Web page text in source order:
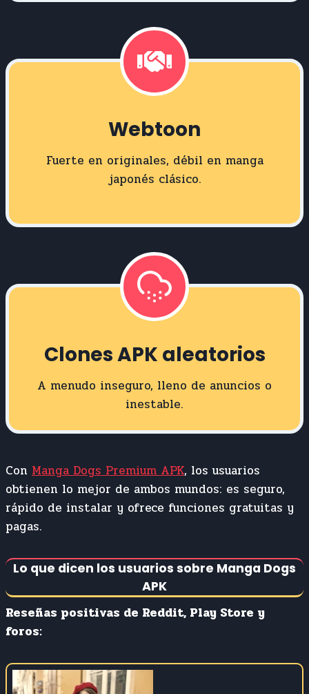
Webtoon
Fuerte en originales, débil en manga
japonés clásico.
Clones APK aleatorios
A menudo inseguro, lleno de anuncios o
inestable.
Con Manga Dogs Premium APK, los usuarios
obtienen lo mejor de ambos mundos: es seguro,
rápido de instalar y ofrece funciones gratuitas y
pagas.
Lo que dicen los usuarios sobre Manga Dogs
APK
Reseñas positivas de Reddit, Play Store y
foros: